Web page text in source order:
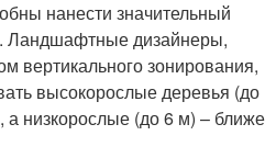
нанести значительный
Ландшафтные дизайнеры,
вертикального зонирования,
высокорослые деревья (до
низкорослые (до 6 м) – ближе